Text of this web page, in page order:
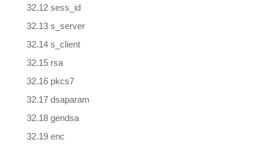
32.12 sess_id
32.13 s_server
32.14 s_client
32.15 rsa
32.16 pkcs7
32.17 dsaparam
32.18 gendsa
32.19 enc